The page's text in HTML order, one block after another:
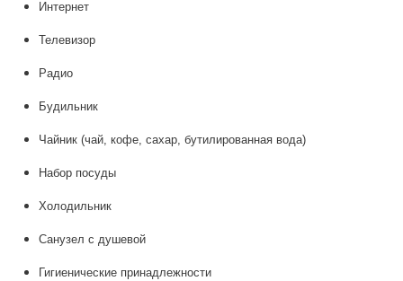
Интернет
Телевизор
Радио
Будильник
Чайник (чай, кофе, сахар, бутилированная вода)
Набор посуды
Холодильник
Санузел с душевой
Гигиенические принадлежности